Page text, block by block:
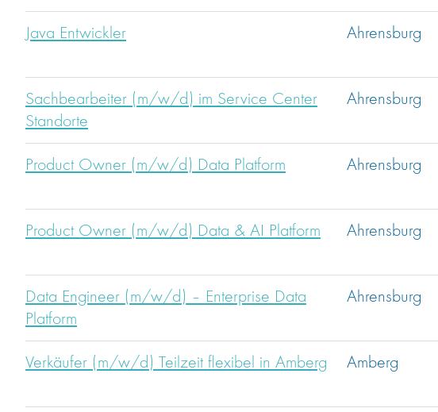
Java Entwickler Ahrensburg
Sachbearbeiter (m/w/d) im Service Center
Standorte
Ahrensburg
Product Owner (m/w/d) Data Platform Ahrensburg
Product Owner (m/w/d) Data & AI Platform Ahrensburg
Data Engineer (m/w/d) – Enterprise Data
Platform
Ahrensburg
Verkäufer (m/w/d) Teilzeit flexibel in Amberg Amberg